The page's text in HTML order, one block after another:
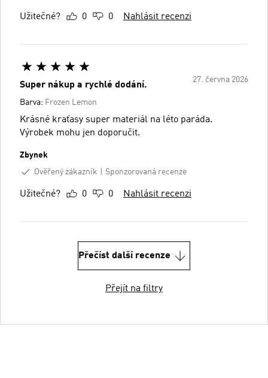
Užitečné? 0 0 Nahlásit recenzi
27. června 2026
Super nákup a rychlé dodání.
Barva: Frozen Lemon
Krásné kraťasy super materiál na léto paráda.
Výrobek mohu jen doporučit.
Zbynek
Ověřený zákazník
Sponzorovaná recenze
Užitečné? 0 0 Nahlásit recenzi
Přečíst další recenze
Přejít na filtry